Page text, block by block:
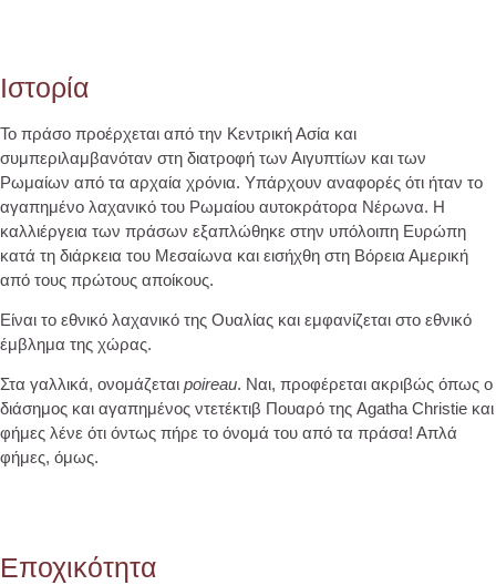
Ιστορία
Το πράσο προέρχεται από την Κεντρική Ασία και
συμπεριλαμβανόταν στη διατροφή των Αιγυπτίων και των
Ρωμαίων από τα αρχαία χρόνια. Υπάρχουν αναφορές ότι ήταν το
αγαπημένο λαχανικό του Ρωμαίου αυτοκράτορα Νέρωνα. Η
καλλιέργεια των πράσων εξαπλώθηκε στην υπόλοιπη Ευρώπη
κατά τη διάρκεια του Μεσαίωνα και εισήχθη στη Βόρεια Αμερική
από τους πρώτους αποίκους.
Είναι το εθνικό λαχανικό της Ουαλίας και εμφανίζεται στο εθνικό
έμβλημα της χώρας.
Στα γαλλικά, ονομάζεται poireau. Ναι, προφέρεται ακριβώς όπως ο
διάσημος και αγαπημένος ντετέκτιβ Πουαρό της Agatha Christie και
φήμες λένε ότι όντως πήρε το όνομά του από τα πράσα! Απλά
φήμες, όμως.
Εποχικότητα